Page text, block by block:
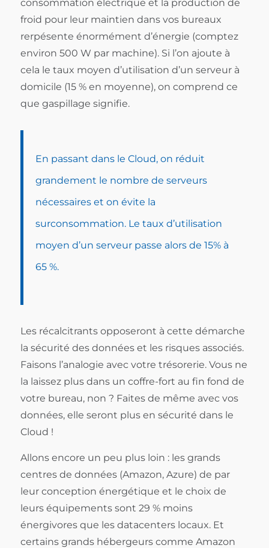
consommation électrique et la production de
froid pour leur maintien dans vos bureaux
rerpésente énormément d’énergie (comptez
environ 500 W par machine). Si l’on ajoute à
cela le taux moyen d’utilisation d’un serveur à
domicile (15 % en moyenne), on comprend ce
que gaspillage signifie.
En passant dans le Cloud, on réduit
grandement le nombre de serveurs
nécessaires et on évite la
surconsommation. Le taux d’utilisation
moyen d’un serveur passe alors de 15% à
65 %.
Les récalcitrants opposeront à cette démarche
la sécurité des données et les risques associés.
Faisons l’analogie avec votre trésorerie. Vous ne
la laissez plus dans un coffre-fort au fin fond de
votre bureau, non ? Faites de même avec vos
données, elle seront plus en sécurité dans le
Cloud !
Allons encore un peu plus loin : les grands
centres de données (Amazon, Azure) de par
leur conception énergétique et le choix de
leurs équipements sont 29 % moins
énergivores que les datacenters locaux. Et
certains grands hébergeurs comme Amazon